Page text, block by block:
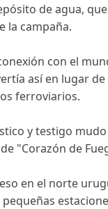
de agua,
la campaña.
con el
así en lugar
ferroviarios.
y testigo
"Corazón de
en el norte